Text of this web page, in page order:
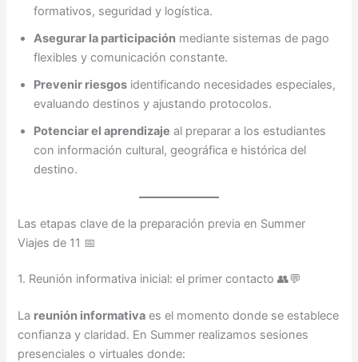
formativos, seguridad y logística.
Asegurar la participación mediante sistemas de pago
flexibles y comunicación constante.
Prevenir riesgos identificando necesidades especiales,
evaluando destinos y ajustando protocolos.
Potenciar el aprendizaje al preparar a los estudiantes
con información cultural, geográfica e histórica del
destino.
Las etapas clave de la preparación previa en Summer
Viajes de 11 📅
1. Reunión informativa inicial: el primer contacto 👥💬
La reunión informativa es el momento donde se establece
confianza y claridad. En Summer realizamos sesiones
presenciales o virtuales donde: